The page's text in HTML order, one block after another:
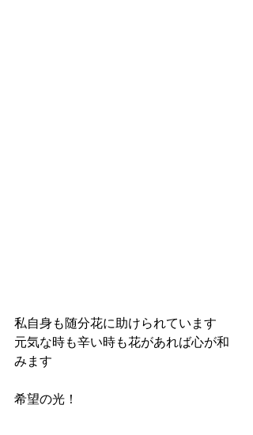
私自身も随分花に助けられています
元気な時も辛い時も花があれば心が和
みます
希望の光！